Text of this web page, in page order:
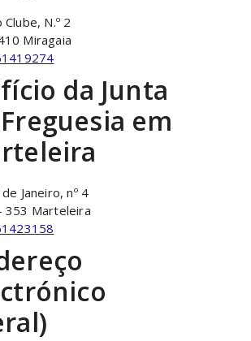
Clube, N.º 2
Miragaia
da Junta
em
de Janeiro, nº 4
353 Marteleira